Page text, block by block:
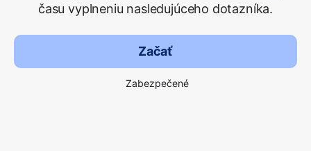
času vyplneniu nasledujúceho dotazníka.
Začať
Zabezpečené